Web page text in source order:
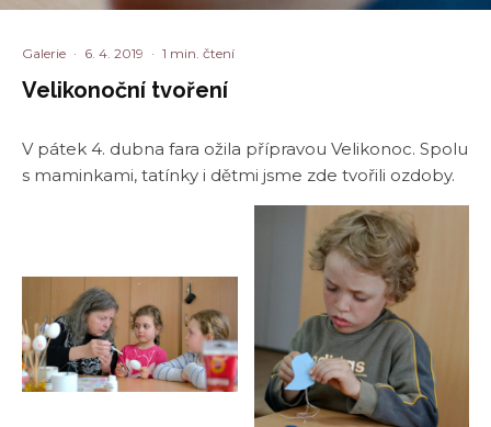
Galerie · 6. 4. 2019 · 1 min. čtení
Velikonoční tvoření
V pátek 4. dubna fara ožila přípravou Velikonoc. Spolu
s maminkami, tatínky i dětmi jsme zde tvořili ozdoby.